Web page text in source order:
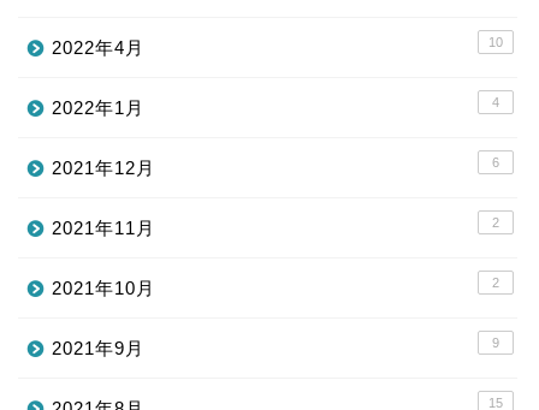
2022年4月 10
2022年1月 4
2021年12月 6
2021年11月 2
2021年10月 2
2021年9月 9
15